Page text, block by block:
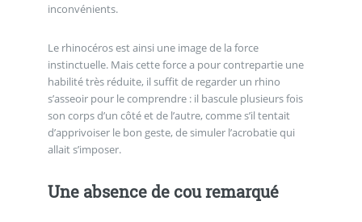
inconvénients.
Le rhinocéros est ainsi une image de la force
instinctuelle. Mais cette force a pour contrepartie une
habilité très réduite, il suffit de regarder un rhino
s’asseoir pour le comprendre : il bascule plusieurs fois
son corps d’un côté et de l’autre, comme s’il tentait
d’apprivoiser le bon geste, de simuler l’acrobatie qui
allait s’imposer.
Une absence de cou remarqué